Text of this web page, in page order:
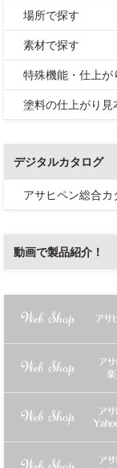
場所で探す
素材で探す
特殊機能・仕上が
塗料の仕上がり見
デジタルカタログ
アサヒペン総合カ
動画で製品紹介！